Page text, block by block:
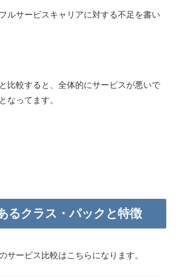
ルサービスキャリアに対する不足を書い
比較すると、全体的にサービスが悪いで
なってます。
るクラス・パックと特徴
サービス比較はこちらになります。